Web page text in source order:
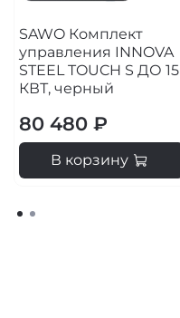
SAWO Комплект
управления INNOVA
STEEL TOUCH S ДО 15
КВТ, черный
80 480 ₽
В корзину